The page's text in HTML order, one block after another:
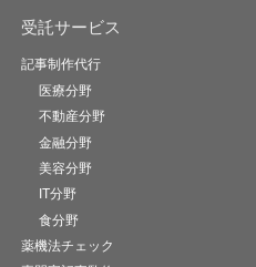
受託サービス
記事制作代行
医療分野
不動産分野
金融分野
美容分野
IT分野
食分野
薬機法チェック